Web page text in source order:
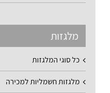
מלגזות
כל סוגי המלגזות
מלגזות חשמליות למכירה